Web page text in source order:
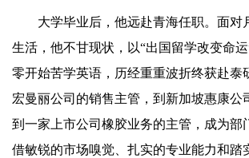
大学毕业后，他远赴青海任职。面对
生活，他不甘现状，以“出国留学改变命
零开始苦学英语，历经重重波折终获赴泰
宏曼丽公司的销售主管，到新加坡惠康公
到一家上市公司橡胶业务的主管，成为部
借敏锐的市场嗅觉、扎实的专业能力和踏